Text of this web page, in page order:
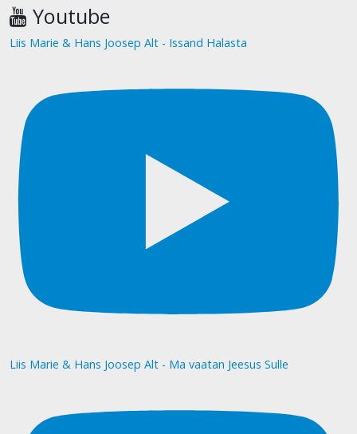
Youtube
Liis Marie & Hans Joosep Alt - Issand Halasta
Liis Marie & Hans Joosep Alt - Ma vaatan Jeesus Sulle